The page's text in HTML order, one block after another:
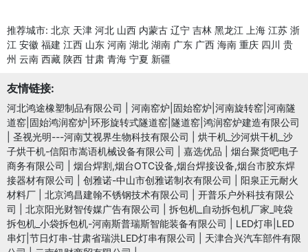
推荐城市: 北京 天津 河北 山西 内蒙古 辽宁 吉林 黑龙江 上海 江苏 浙
江 安徽 福建 江西 山东 河南 湖北 湖南 广东 广西 海南 重庆 四川 贵
州 云南 西藏 陕西 甘肃 青海 宁夏 新疆
友情链接:
河北鸿途橡塑制品有限公司
河南窑炉|固始窑炉|河南旋转窑|河南隧
道窑|固始鸿润窑炉|环形旋转式隧道窑|隧道窑|鸿润窑炉建造有限公司
圣视光明---河南艾视界生物科技有限公司
烘干机_沙河烘干机_沙
子烘干机-信阳市嵩语机械设备有限公司
嘉选优品
烟台聚货吧电子
商务有限公司
烟台焊割,烟台OTC设备,烟台焊接设备,烟台市胶东焊
接器材有限公司
创雅诺-中山市创雅诺制衣有限公司
阳泉正元耐火
材料厂
北京鸿昌建翰不锈钢技术有限公司
开普乐户外科技有限公
司
北京阳光财智传媒广告有限公司
拆包机_自动拆包机厂家_吨袋
拆包机_小袋拆包机-河南斯普瑞斯智能装备有限公司
LED灯串|LED
串灯|节日灯串-甘肃省瑞洪LED灯串有限公司
天津合兴汽车部件有限